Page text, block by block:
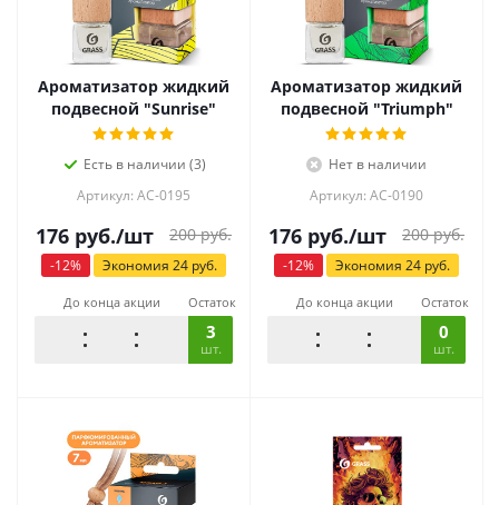
Ароматизатор жидкий
подвесной "Sunrise"
Есть в наличии (3)
Артикул: AC-0195
176 руб./шт 200руб.
-12% Экономия 24 руб.
До конца акции Остаток
3
шт.
Ароматизатор жидкий
подвесной "Triumph"
Нет в наличии
Артикул: AC-0190
176 руб./шт 200руб.
-12% Экономия 24 руб.
До конца акции Остаток
0
шт.